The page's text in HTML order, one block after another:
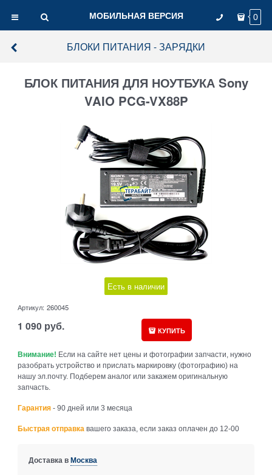
МОБИЛЬНАЯ ВЕРСИЯ 0
БЛОКИ ПИТАНИЯ - ЗАРЯДКИ
БЛОК ПИТАНИЯ ДЛЯ НОУТБУКА Sony
VAIO PCG-VX88P
Есть в наличии
Артикул: 260045
1 090 руб. КУПИТЬ
Внимание! Если на сайте нет цены и фотографии запчасти, нужно
разобрать устройство и прислать маркировку (фотографию) на
нашу эл.почту. Подберем аналог или закажем оригинальную
запчасть.
Гарантия - 90 дней или 3 месяца
Быстрая отправка вашего заказа, если заказ оплачен до 12-00
Доставка вМосква